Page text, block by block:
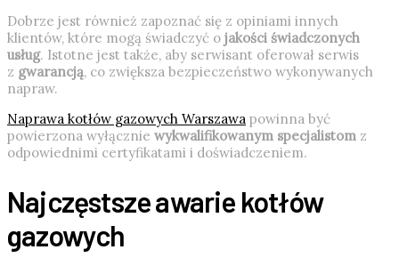
Dobrze jest również zapoznać się z opiniami innych
klientów, które mogą świadczyć o jakości świadczonych
usług. Istotne jest także, aby serwisant oferował serwis
z gwarancją, co zwiększa bezpieczeństwo wykonywanych
napraw.
Naprawa kotłów gazowych Warszawa powinna być
powierzona wyłącznie wykwalifikowanym specjalistom z
odpowiednimi certyfikatami i doświadczeniem.
Najczęstsze awarie kotłów
gazowych